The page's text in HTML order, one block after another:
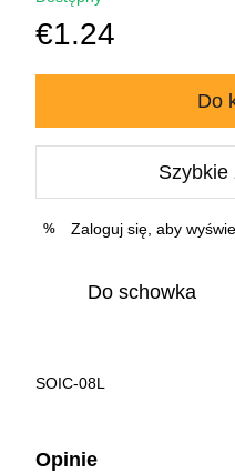
€1.24
Do
Szybkie
% Zaloguj się , aby
Do schowka
SOIC-08L
Opinie